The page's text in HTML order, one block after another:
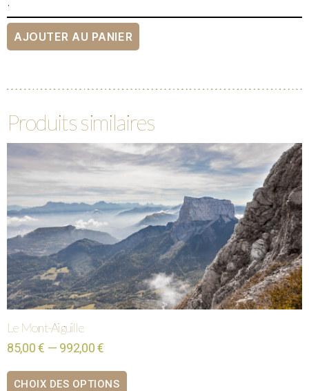
AJOUTER AU PANIER
Produits similaires
Le Mont-Aiguille
85,00 € — 992,00 €
CHOIX DES OPTIONS